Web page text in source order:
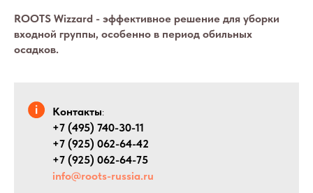
ROOTS Wizzard - эффективное решение для уборки
входной группы, особенно в период обильных
осадков.
Контакты:
+7 (495) 740-30-11
+7 (925) 062-64-42
+7 (925) 062-64-75
info@roots-russia.ru